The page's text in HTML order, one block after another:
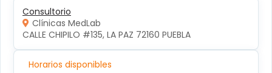
Consultorio
Clínicas MedLab
CALLE CHIPILO #135, LA PAZ 72160 PUEBLA
Horarios disponibles